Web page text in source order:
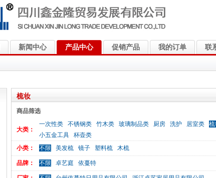
新闻中心 产品中心 促销产品 我的订单 联
梳妆
商品筛选
大类：
一次性类 不锈钢类 竹木类 玻璃制品类 厨房 洗护 居室类
小五金工具
杯壶类
小类：
不限 美发梳 镜子 塑料梳 木梳
品牌： 不限 卓艺庭 依蔓特